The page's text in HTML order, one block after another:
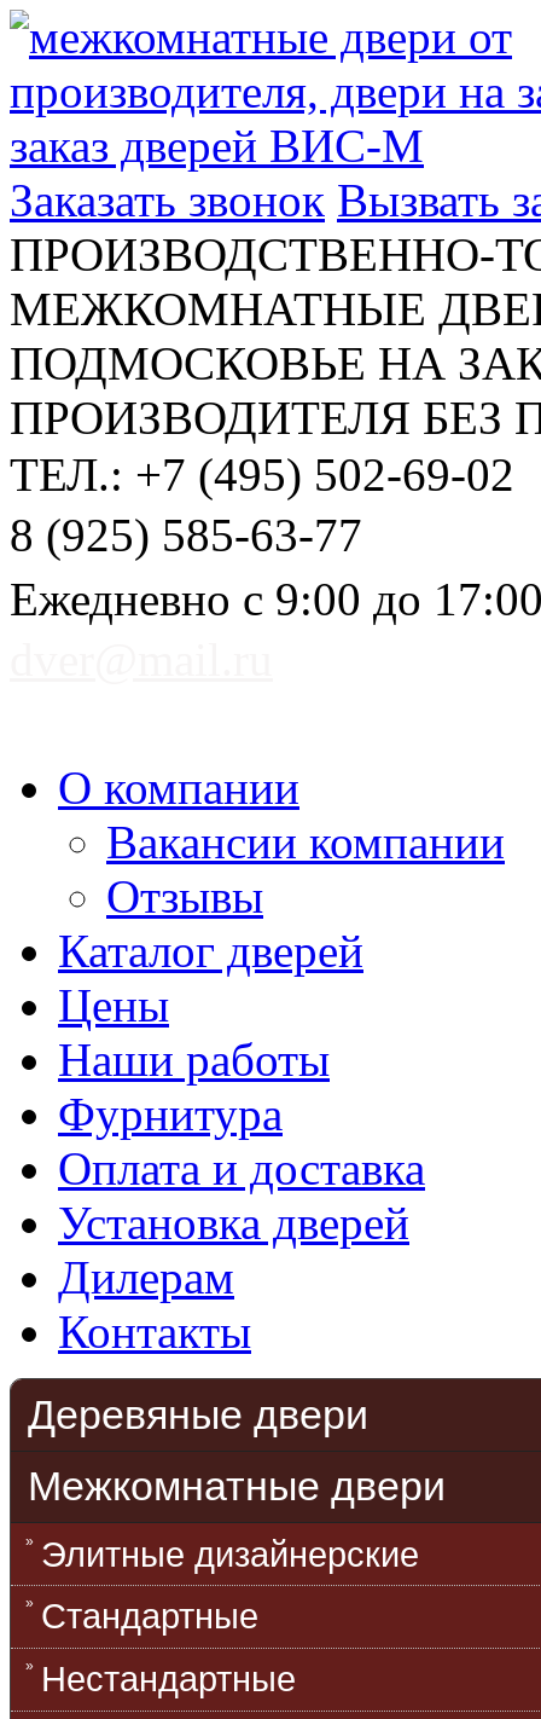
Заказать звонок Вызвать
ПРОИЗВОДСТВЕННО-
МЕЖКОМНАТНЫЕ
ПОДМОСКОВЬЕ НА
ПРОИЗВОДИТЕЛЯ БЕЗ
ТЕЛ.: +7 (495) 502-69-02
8 (925) 585-63-77
Ежедневно с 9:00 до
О компании
Вакансии компании
Отзывы
Каталог дверей
Цены
Наши работы
Фурнитура
Оплата и доставка
Установка дверей
Дилерам
Контакты
Деревяные двери
Межкомнатные двери
Элитные дизайнерские
Стандартные
Нестандартные